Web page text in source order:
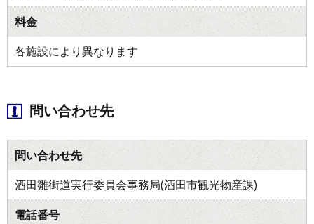
料金
各施設により異なります
問い合わせ先
問い合わせ先
酒田雛街道実行委員会事務局(酒田市観光物産課)
電話番号